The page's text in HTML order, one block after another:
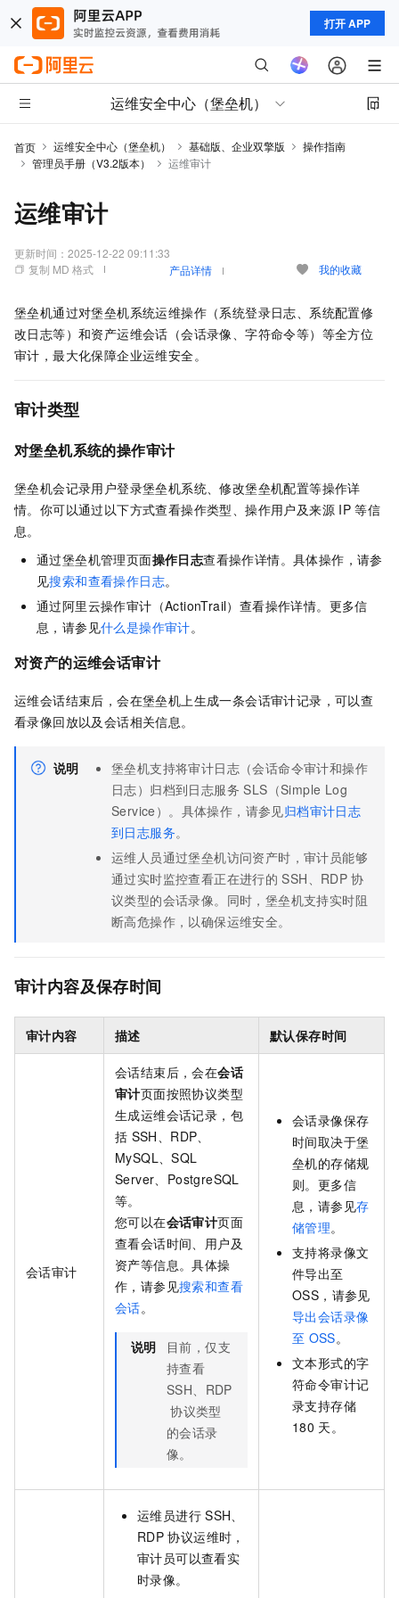
打开 APP
运维安全中心（堡垒机）
首页 运维安全中心（堡垒机） 基础版、企业双擎版
操作指南
管理员手册（V3.2版本）
运维审计
运维审计
更新时间： 2025-12-22 09:11:33
复制 MD 格式
产品详情 我的收藏
堡垒机通过对堡垒机系统运维操作（系统登录日志、系统配置修
改日志等）和资产运维会话（会话录像、字符命令等）等全方位
审计，最大化保障企业运维安全。
审计类型
对堡垒机系统的操作审计
堡垒机会记录用户登录堡垒机系统、修改堡垒机配置等操作详
情。你可以通过以下方式查看操作类型、操作用户及来源 IP 等信
息。
通过堡垒机管理页面操作日志查看操作详情。具体操作，请参
见搜索和查看操作日志。
通过阿里云操作审计（ActionTrail）查看操作详情。更多信
息，请参见什么是操作审计。
对资产的运维会话审计
运维会话结束后，会在堡垒机上生成一条会话审计记录，可以查
看录像回放以及会话相关信息。
说明
堡垒机支持将审计日志（会话命令审计和操作
日志）归档到日志服务 SLS（Simple Log
Service）。具体操作，请参见归档审计日志
到日志服务。
运维人员通过堡垒机访问资产时，审计员能够
通过实时监控查看正在进行的 SSH、RDP 协
议类型的会话录像。同时，堡垒机支持实时阻
断高危操作，以确保运维安全。
审计内容及保存时间
审计内容 描述 默认保存时间
会话审计
会话结束后，会在会话
审计页面按照协议类型
生成运维会话记录，包
括 SSH、RDP、
MySQL、SQL
Server、PostgreSQL
等。
您可以在会话审计页面
查看会话时间、用户及
资产等信息。具体操
作，请参见搜索和查看
会话。
说明
目前，仅支
持查看
SSH、RDP
协议类型
的会话录
像。
会话录像保存
时间取决于堡
垒机的存储规
则。更多信
息，请参见存
储管理。
支持将录像文
件导出至
OSS，请参见
导出会话录像
至 OSS。
文本形式的字
符命令审计记
录支持存储
180 天。
运维员进行 SSH、
RDP 协议运维时，
审计员可以查看实
时录像。